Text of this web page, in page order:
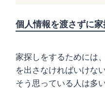
個人情報を渡さずに
家探しをするためには
を出さなければいけない
そう思っている人は多